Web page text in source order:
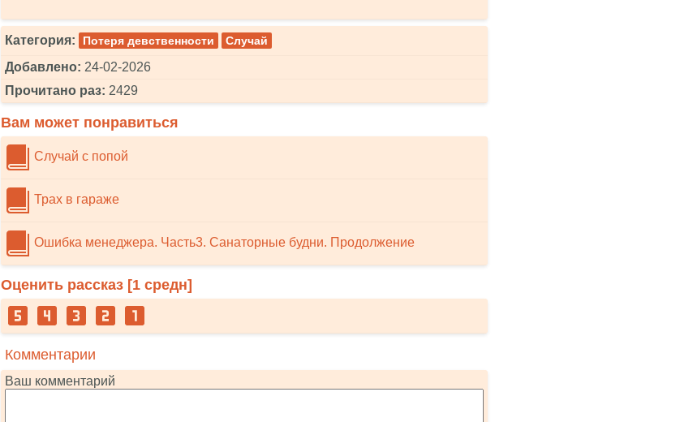
Категория: Потеря девственности Случай
Добавлено: 24-02-2026
Прочитано раз: 2429
Вам может понравиться
Случай с попой
Трах в гараже
Ошибка менеджера. Часть3. Санаторные будни. Продолжение
Оценить рассказ [1 средн]
Комментарии
Ваш комментарий